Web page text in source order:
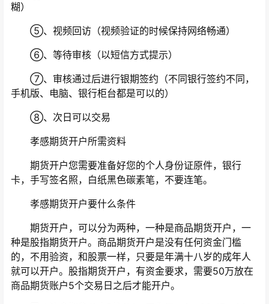
糊）
⑤、视频回访（视频验证的时候保持网络畅通）
⑥、等待审核（以短信方式提示）
⑦、审核通过后进行银期签约（不同银行签约不同，
手机版、电脑、银行柜台都是可以的）
⑧、次日可以交易
孝感期货开户所需资料
期货开户您需要准备好您的个人身份证原件，银行
卡，手写签名照，白纸黑色碳素笔，不要连笔。
孝感期货开户要什么条件
期货开户，可以分为两种，一种是商品期货开户，一
种是股指期货开户。商品期货开户是没有任何资金门槛
的，不用验资，和股票一样，只要是年满十八岁的成年人
就可以开户。股指期货开户，有资金要求，需要50万放在
商品期货账户5个交易日之后才能开户。